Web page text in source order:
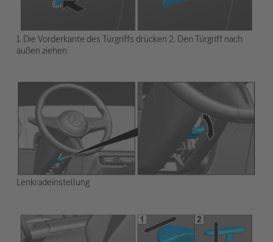
1. Die Vorderkante des Türgriffs drücken 2. Den Türgriff nach
außen ziehen
Lenkradeinstellung